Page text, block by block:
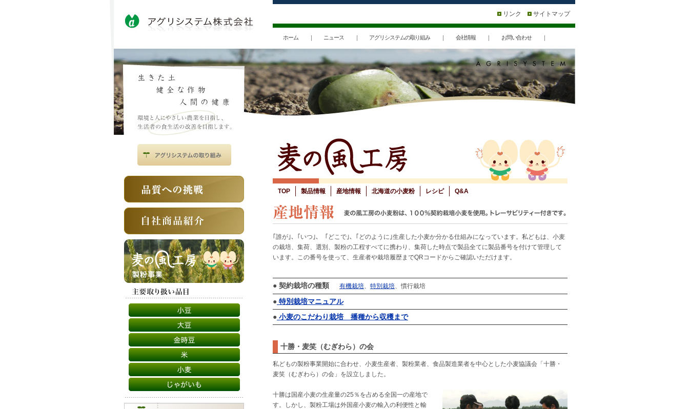
リンク サイトマップ
ホーム｜ ニュース ｜ アグリシステムの取り組み｜ 会社情報 ｜ お問い合わせ｜
TOP 製品情報 産地情報 北海道の小麦粉 レシピ Q&A
｢誰が｣、｢いつ｣、「どこで｣、｢どのように｣生産した小麦か分かる仕組みになっています。私どもは、小麦
の栽培、集荷、選別、製粉の工程すべてに携わり、集荷した時点で製品全てに製品番号を付けて管理して
います。この番号を使って、生産者や栽培履歴までQRコードからご確認いただけます。
● 契約栽培の種類 有機栽培、 特別栽培、慣行栽培
● 特別栽培マニュアル
● 小麦のこだわり栽培 播種から収穫まで
十勝・麦笑（むぎわら）の会
私どもの製粉事業開始に合わせ、小麦生産者、製粉業者、食品製造業者を中心とした小麦協議会「十勝・
麦笑（むぎわら）の会」を設立しました。
十勝は国産小麦の生産量の25％を占める全国一の産地で
す。しかし、製粉工場は外国産小麦の輸入の利便性と輸